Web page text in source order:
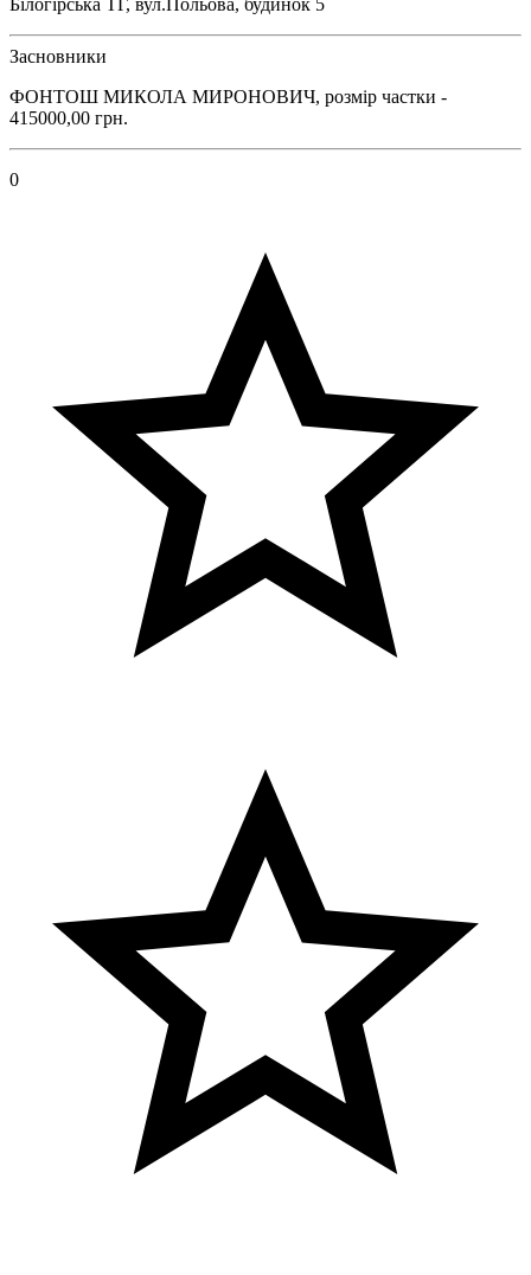
Засновники
ФОНТОШ МИКОЛА МИРОНОВИЧ, розмір частки -
415000,00 грн.
0